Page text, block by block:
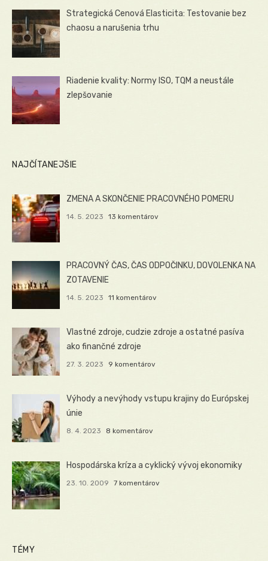
Strategická Cenová Elasticita: Testovanie bez
chaosu a narušenia trhu
Riadenie kvality: Normy ISO, TQM a neustále
zlepšovanie
NAJČÍTANEJŠIE
ZMENA A SKONČENIE PRACOVNÉHO POMERU
14. 5. 2023 13 komentárov
PRACOVNÝ ČAS, ČAS ODPOČINKU, DOVOLENKA NA
ZOTAVENIE
14. 5. 2023 11 komentárov
Vlastné zdroje, cudzie zdroje a ostatné pasíva
ako finančné zdroje
27. 3. 2023 9 komentárov
Výhody a nevýhody vstupu krajiny do Európskej
únie
8. 4. 2023 8 komentárov
Hospodárska kríza a cyklický vývoj ekonomiky
23. 10. 2009 7 komentárov
TÉMY